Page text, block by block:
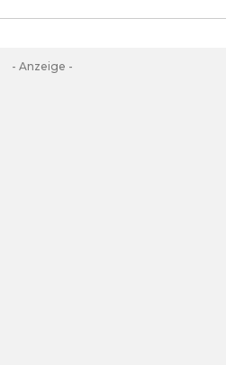
- Anzeige -